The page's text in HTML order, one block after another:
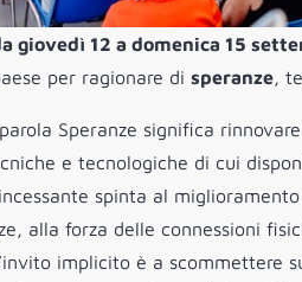
giovedì 12 a domenica 15
per ragionare di speranze,
Speranze significa
e tecnologiche di cui
spinta al
alla forza delle connessioni
implicito è a scommettere